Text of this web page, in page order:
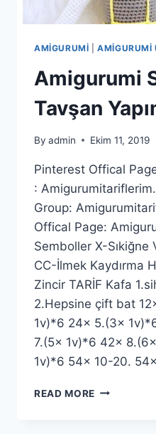
AMIGURUMI |AMIGURUMI
Amigurumi
Tavşan
By admin Ekim 11, 2019
Pinterest Offical
:
Group:
Offical Page:
Semboller X-Sıkiğne
CC-İlmek Kaydırma
Zincir TARİF Kafa
2.Hepsine çift bat
1v)*6 24x 5.(3x
7.(5x 1v)*6 42x
1v)*6 54x 10-20.
READ MORE AMIGURUMI